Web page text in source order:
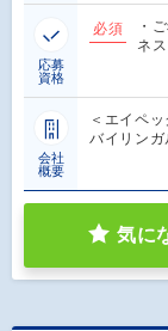
応募
資格
必須
・
ネ
会社
概要
＜エイペ
バイリン
気に